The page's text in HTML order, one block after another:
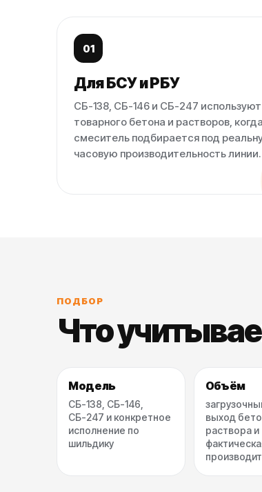
01
Для БСУ и РБУ
СБ-138, СБ-146 и СБ-247
товарного бетона и растворов, когда
смеситель подбирается под
часовую производительность линии.
ПОДБОР
Что
Модель
СБ-138, СБ-146,
СБ-247 и конкретное
исполнение по
шильдику
Объём
выход
раствора и